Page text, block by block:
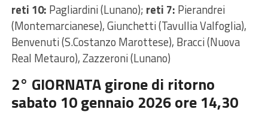
reti 10: Pagliardini (Lunano); reti 7: Pierandrei
(Montemarcianese), Giunchetti (Tavullia Valfoglia),
Benvenuti (S.Costanzo Marottese), Bracci (Nuova
Real Metauro), Zazzeroni (Lunano)
2° GIORNATA girone di ritorno
sabato 10 gennaio 2026 ore 14,30